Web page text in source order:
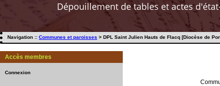
Dépouillement de tables et actes
Navigation :: Communes et paroisses > DPL Saint Julien Hauts de Flacq [Diocèse de
Accès membres
Connexion